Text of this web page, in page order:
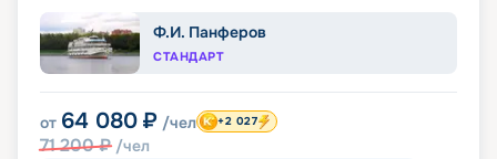
Ф.И. Панферов
СТАНДАРТ
от 64 080 ₽ /чел
71 200₽ /чел
+2 027